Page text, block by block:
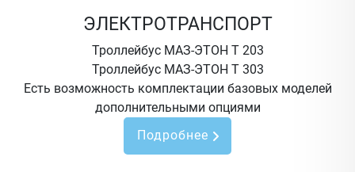
ЭЛЕКТРОТРАНСПОРТ
Троллейбус МАЗ-ЭТОН Т 203
Троллейбус МАЗ-ЭТОН Т 303
Есть возможность комплектации базовых моделей
дополнительными опциями
Подробнее